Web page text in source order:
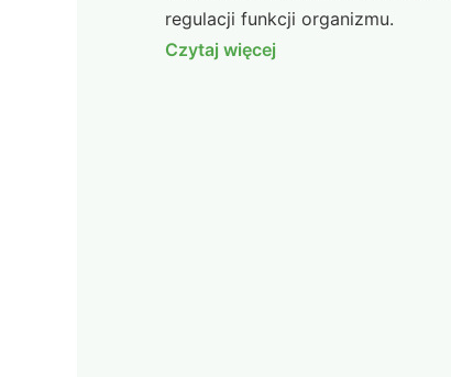
regulacji funkcji organizmu.
Czytaj więcej